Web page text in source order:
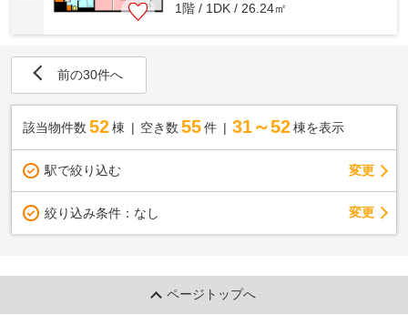
1階 / 1DK / 26.24㎡
前の30件へ
該当物件数 52棟 空き数 55 件 31～52 棟を表示
駅で絞り込む 変更
絞り込み条件： なし 変更
ページトップへ